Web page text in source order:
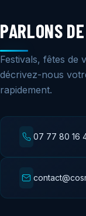
PARLONS
Festivals, fêtes de
décrivez-nous
rapidement.
07 77 80 16